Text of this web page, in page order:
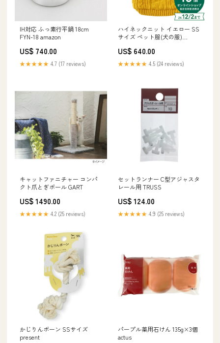
IH対応 ふっ素行平鍋 18cm
FYN-18 amazon
US$ 740.00
★★★★★ 4.7 (17 reviews)
ハイネックニット イエロー SS
サイズ ペット服(犬の服)
US$ 640.00
★★★★★ 4.5 (24 reviews)
キャットファニチャー コンパ
クト爪とぎポール GART
US$ 1490.00
★★★★★ 4.2 (25 reviews)
セットランナー C型アジャスタ
レール用 TRUSS
US$ 124.00
★★★★★ 4.9 (25 reviews)
かじりんボーン SSサイズ
present
パープル薬用石けん 135g×3個
actus